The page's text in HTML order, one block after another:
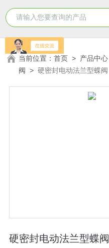
当前位置：首页 > 产品中心
阀 >硬密封电动法兰型蝶阀
硬密封电动法兰型蝶阀